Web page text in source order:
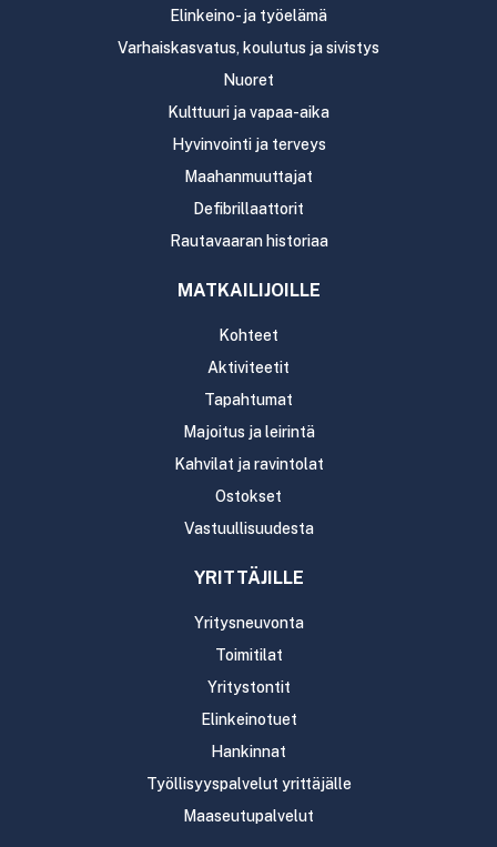
Elinkeino- ja työelämä
Varhaiskasvatus, koulutus ja sivistys
Nuoret
Kulttuuri ja vapaa-aika
Hyvinvointi ja terveys
Maahanmuuttajat
Defibrillaattorit
Rautavaaran historiaa
MATKAILIJOILLE
Kohteet
Aktiviteetit
Tapahtumat
Majoitus ja leirintä
Kahvilat ja ravintolat
Ostokset
Vastuullisuudesta
YRITTÄJILLE
Yritysneuvonta
Toimitilat
Yritystontit
Elinkeinotuet
Hankinnat
Työllisyyspalvelut yrittäjälle
Maaseutupalvelut